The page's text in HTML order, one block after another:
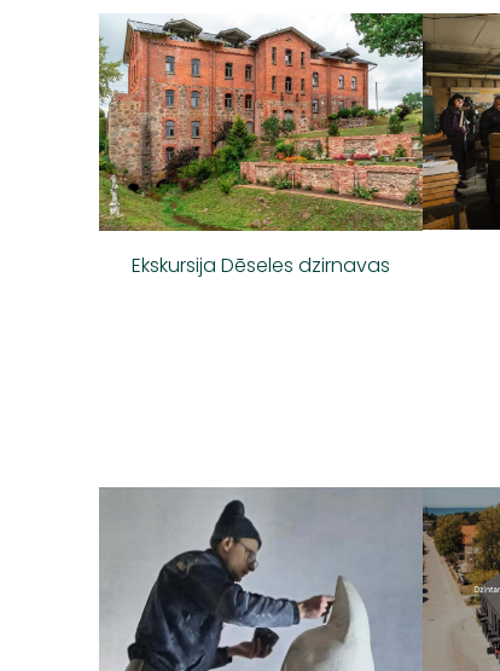
Ekskursija Dēseles dzirnavas